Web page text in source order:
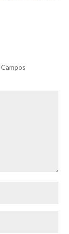
Campos